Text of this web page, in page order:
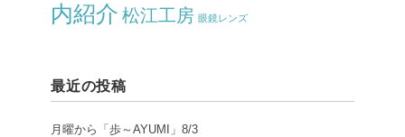
内紹介 松江工房 眼鏡レンズ
最近の投稿
月曜から「歩～AYUMI」8/3